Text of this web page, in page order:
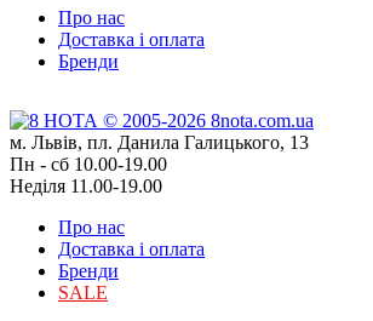
Про нас
Доставка і оплата
Бренди
м. Львів, пл. Данила Галицького, 13
Пн - сб 10.00-19.00
Неділя 11.00-19.00
Про нас
Доставка і оплата
Бренди
SALE